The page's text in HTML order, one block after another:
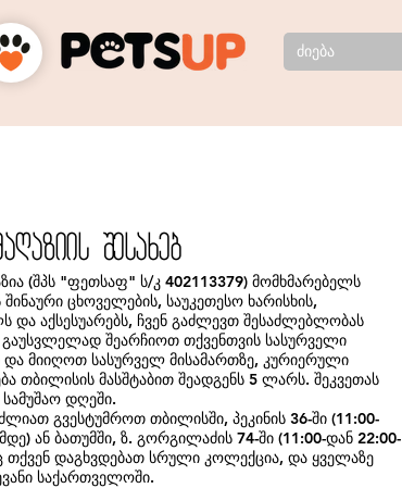
Sesaxeb
(შპს "ფეთსაფ" ს/კ 402113379) მომხმარებელს
შინაური ცხოველების, საუკეთესო ხარისხის,
და აქსესუარებს, ჩვენ გაძლევთ შესაძლებლობას
შეარჩიოთ თქვენთვის სასურველი
მიიღოთ სასურველ მისამართზე, კურიერული
თბილისის მასშტაბით შეადგენს 5 ლარს. შეკვეთას
დღეში.
გვესტუმროთ თბილისში, პეკინის 36-ში (11:00-
ან ბათუმში, ზ. გორგილაძის 74-ში (11:00-დან 22:00-
თქვენ დაგხვდებათ სრული კოლექცია, და ყველაზე
საქართველოში.